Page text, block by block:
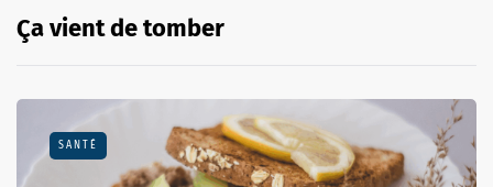
Ça vient de tomber
SANTÉ